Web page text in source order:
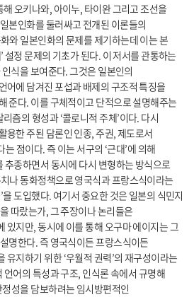
오키나와, 아이누, 타이완 그리고 조선을
본인화를 둘러싸고 전개된 이론들의
와 일본인화의 문제를 제기하는데 이는 본
설정 문제의 기초가 된다. 이 저서를 관통하는
식을 보여준다. 그것은 일본인의
어에 담겨진 포섭과 배제의 구조적 특징을
준다. 이를 구체적이고 단적으로 설명해주는
즘의 형성과 ‘콜로니적 주체’이다. 다시
용한 주된 담론인 인종, 주권, 제도로서
점이다. 즉 이는 서구의 ‘근대’에 의해
추종하면서 동시에 다시 변형하는 방식으로
나 동화정책으로 영국식과 프랑스식이라는
을 도입했다. 여기서 중요한 것은 일본의 식민지
따랐는가, 그 주장이나 논리들은
있지만, 동시에 이를 통해 오구마 에이지는 그
명한다. 즉 영국식이든 프랑스식이든
유지하기 위한 ‘우월적 권력’의 재구성이라는
언어의 특성과 구조, 인식론 속에서 규명해
성을 담보하려는 임시방편적인